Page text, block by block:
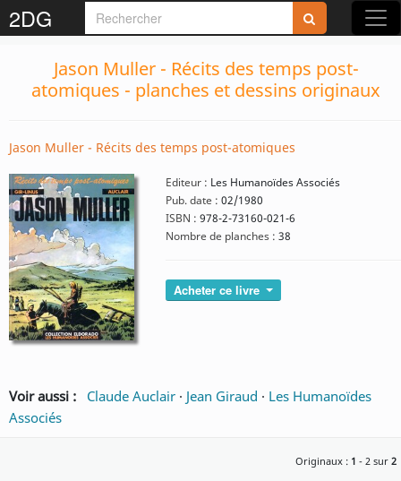
2DG
Jason Muller - Récits des temps post-
atomiques - planches et dessins originaux
Jason Muller - Récits des temps post-atomiques
Editeur : Les Humanoïdes Associés
Pub. date : 02/1980
ISBN : 978-2-73160-021-6
Nombre de planches : 38
Acheter ce livre
Voir aussi : Claude Auclair · Jean Giraud · Les Humanoïdes
Associés
Originaux : 1 - 2 sur 2